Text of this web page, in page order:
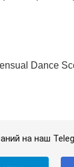
на наш